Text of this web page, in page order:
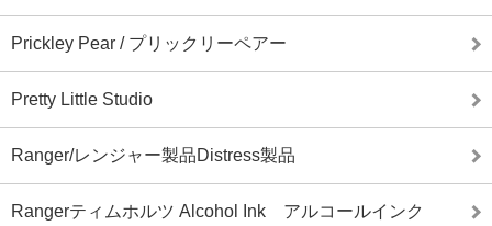
Prickley Pear / プリックリーペアー
Pretty Little Studio
Ranger/レンジャー製品Distress製品
Rangerティムホルツ Alcohol Ink アルコールインク